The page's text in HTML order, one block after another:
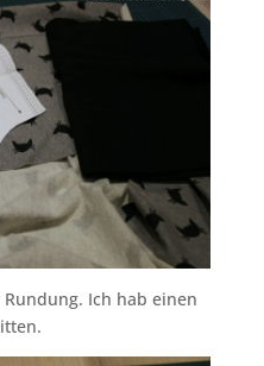
Ich hab einen